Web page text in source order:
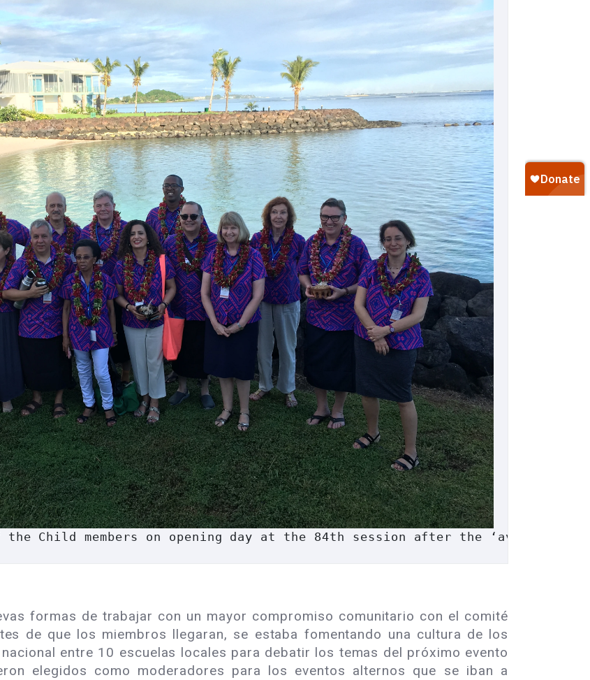
Child members on opening day at the 84th session after the ‘ava
formas de trabajar con un mayor compromiso comunitario con el comité
de que los miembros llegaran, se estaba fomentando una cultura de los
entre 10 escuelas locales para debatir los temas del próximo evento
elegidos como moderadores para los eventos alternos que se iban a